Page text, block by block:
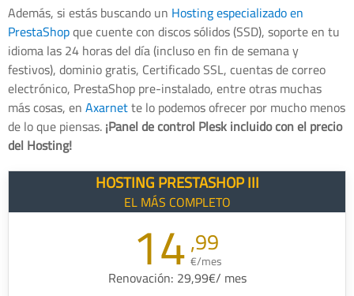
Además, si estás buscando un Hosting especializado en
PrestaShopque cuente con discos sólidos (SSD), soporte en tu
idioma las 24 horas del día (incluso en fin de semana y
festivos), dominio gratis, Certificado SSL, cuentas de correo
electrónico, PrestaShop pre-instalado, entre otras muchas
más cosas, enAxarnette lo podemos ofrecer por mucho menos
de lo que piensas.¡Panel de control Plesk incluido con el precio
del Hosting!
HOSTING PRESTASHOP III
EL MÁS COMPLETO
14,99
€/mes
Renovación: 29,99€/ mes